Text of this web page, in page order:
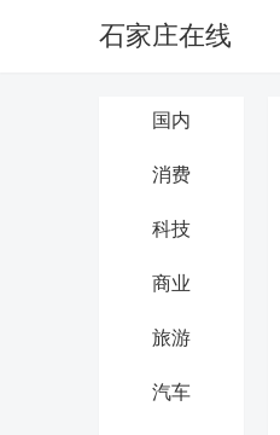
石家庄在线
国内
消费
科技
商业
旅游
汽车